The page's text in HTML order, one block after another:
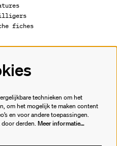
fiches
ons
de nieuwsbrief.
technieken om het
om het mogelijk te maken content
en voor andere toepassingen.
derden. Meer informatie…